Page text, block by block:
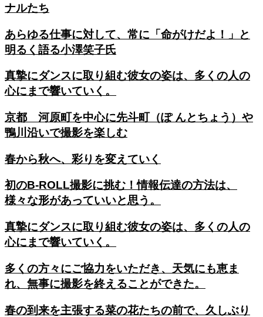
ナルたち
あらゆる仕事に対して、常に「命がけだよ！」と
明るく語る小澤笑子氏
真摯にダンスに取り組む彼女の姿は、多くの人の
心にまで響いていく。
京都 河原町を中心に先斗町（ぽ んとちょう）や
鴨川沿いで撮影を楽しむ
春から秋へ、彩りを変えていく
初のB-ROLL撮影に挑む！情報伝達の方法は、
様々な形があっていいと思う。
真摯にダンスに取り組む彼女の姿は、多くの人の
心にまで響いていく。
多くの方々にご協力をいただき、天気にも恵ま
れ、無事に撮影を終えることができた。
春の到来を主張する菜の花たちの前で、久しぶり